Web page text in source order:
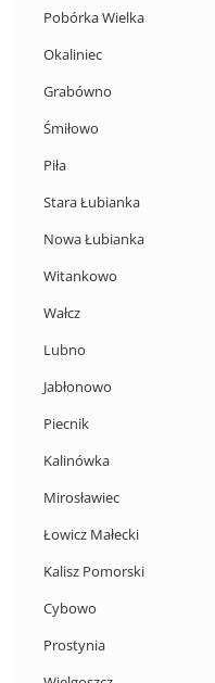
Pobórka Wielka
Okaliniec
Grabówno
Śmiłowo
Piła
Stara Łubianka
Nowa Łubianka
Witankowo
Wałcz
Lubno
Jabłonowo
Piecnik
Kalinówka
Mirosławiec
Łowicz Małecki
Kalisz Pomorski
Cybowo
Prostynia